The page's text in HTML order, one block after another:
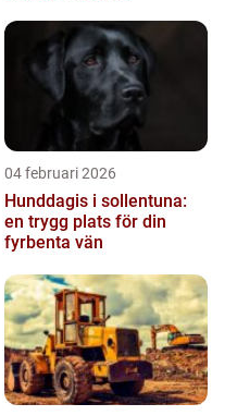
04 februari 2026
Hunddagis i sollentuna:
en trygg plats för din
fyrbenta vän